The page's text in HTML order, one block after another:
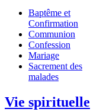
Baptême et
Confirmation
Communion
Confession
Mariage
Sacrement des
malades
Vie spirituelle